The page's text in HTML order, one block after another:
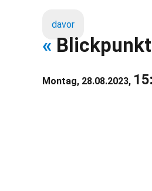
davor
«
Montag, 28.08.2023,